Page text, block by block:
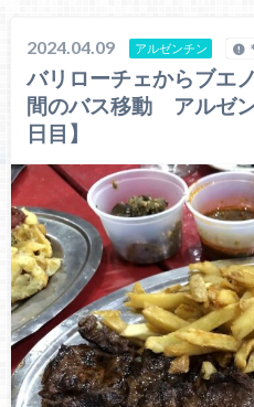
2024.04.09 アルゼンチン
バリローチェからブエ
間のバス移動 アルゼ
日目】